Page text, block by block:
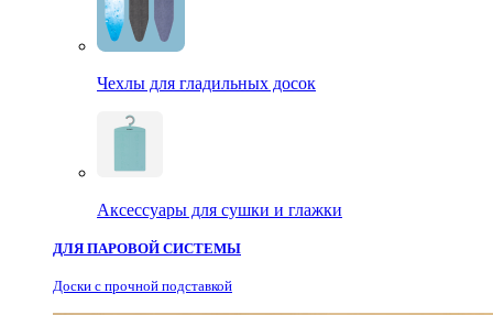
Чехлы для гладильных досок
Аксессуары для сушки и глажки
ДЛЯ ПАРОВОЙ СИСТЕМЫ
Доски с прочной подставкой